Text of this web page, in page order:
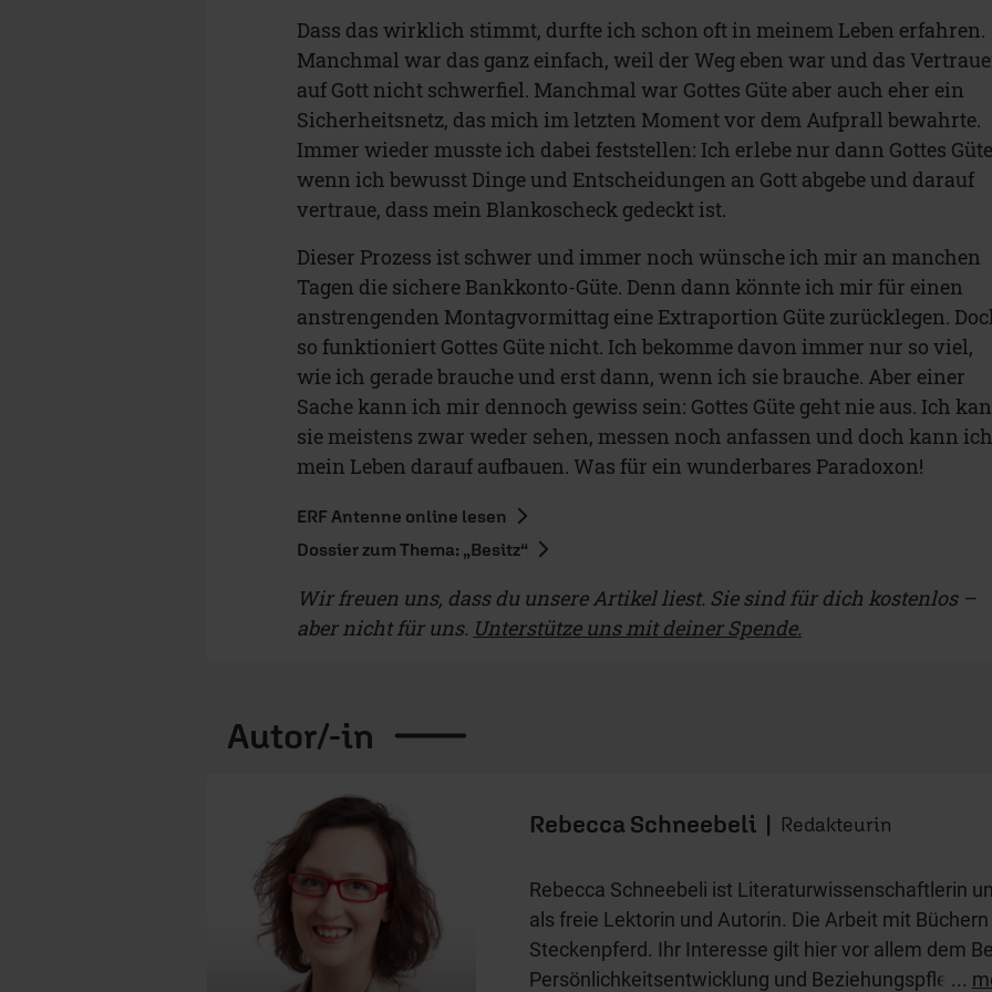
Dass das wirklich stimmt, durfte ich schon oft in meinem Leben erfahren.
Manchmal war das ganz einfach, weil der Weg eben war und das
auf Gott nicht schwerfiel. Manchmal war Gottes Güte aber auch eher ein
Sicherheitsnetz, das mich im letzten Moment vor dem Aufprall bewahrte.
Immer wieder musste ich dabei feststellen: Ich erlebe nur dann Gottes
wenn ich bewusst Dinge und Entscheidungen an Gott abgebe und darauf
vertraue, dass mein Blankoscheck gedeckt ist.
Dieser Prozess ist schwer und immer noch wünsche ich mir an manchen
Tagen die sichere Bankkonto-Güte. Denn dann könnte ich mir für einen
anstrengenden Montagvormittag eine Extraportion Güte zurücklegen.
so funktioniert Gottes Güte nicht. Ich bekomme davon immer nur so viel,
wie ich gerade brauche und erst dann, wenn ich sie brauche. Aber einer
Sache kann ich mir dennoch gewiss sein: Gottes Güte geht nie aus. Ich
sie meistens zwar weder sehen, messen noch anfassen und doch kann ich
mein Leben darauf aufbauen. Was für ein wunderbares Paradoxon!
ERF Antenne online lesen
Dossier zum Thema: „Besitz“
Wir freuen uns, dass du unsere Artikel liest. Sie sind für dich kostenlos –
aber nicht für uns. Unterstütze uns mit deiner Spende.
Autor/-in
Rebecca Schneebeli| Redakteurin
Rebecca Schneebeli ist Literaturwissenschaftlerin
als freie Lektorin und Autorin. Die Arbeit mit Büchern
Steckenpferd. Ihr Interesse gilt hier vor allem dem
Persönlichkeitsentwicklung und Beziehungspflege.
...